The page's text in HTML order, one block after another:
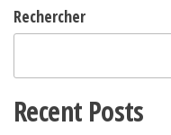
Rechercher
Recent Posts